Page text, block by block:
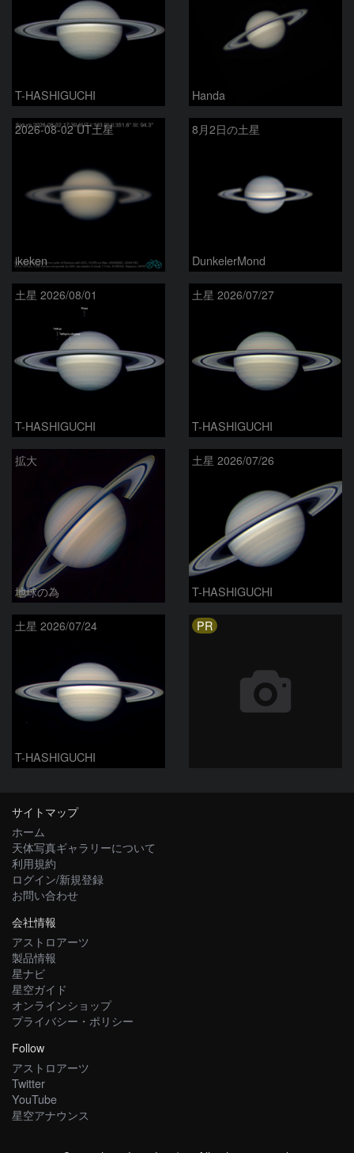
T-HASHIGUCHI Handa
2026-08-02 UT土星
ikeken
8月2日の土星
DunkelerMond
土星 2026/08/01
T-HASHIGUCHI
土星 2026/07/27
T-HASHIGUCHI
拡大
地球の為
土星 2026/07/26
T-HASHIGUCHI
土星 2026/07/24
T-HASHIGUCHI
PR
サイトマップ
ホーム
天体写真ギャラリーについて
利用規約
ログイン/新規登録
お問い合わせ
会社情報
アストロアーツ
製品情報
星ナビ
星空ガイド
オンラインショップ
プライバシー・ポリシー
Follow
アストロアーツ
Twitter
YouTube
星空アナウンス